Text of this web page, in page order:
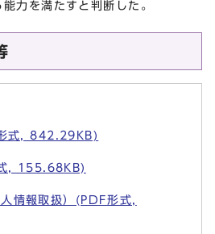
力を満たすと判断した。
式, 842.29KB)
, 155.68KB)
情報取扱）(PDF形式,